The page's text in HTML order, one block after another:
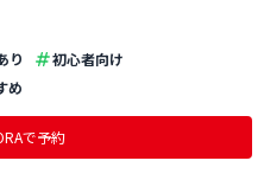
り
初心者向け
め
で予約